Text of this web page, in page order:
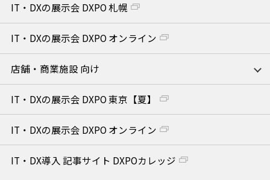
IT・DXの展示会 DXPO 札幌
IT・DXの展示会 DXPO オンライン
店舗・商業施設 向け
IT・DXの展示会 DXPO 東京【夏】
IT・DXの展示会 DXPO オンライン
IT・DX導入 記事サイト DXPOカレッジ